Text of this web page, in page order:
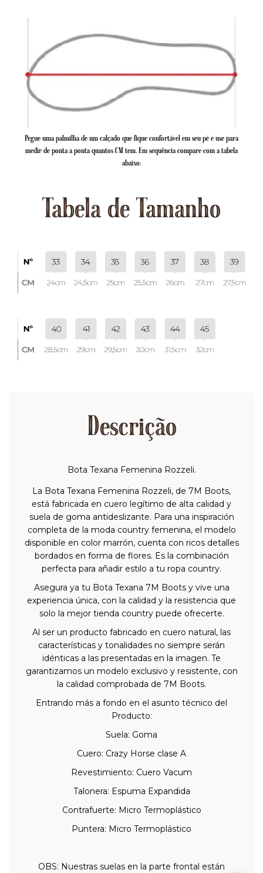
Pegue uma palmilha de um calçado que fique confortável em seu pé e use para
medir de ponta a ponta quantos CM tem. Em sequência compare com a tabela
abaixo:
Tabela de Tamanho
Descrição
Bota Texana Femenina Rozzeli.
La Bota Texana Femenina Rozzeli, de 7M Boots,
está fabricada en cuero legítimo de alta calidad y
suela de goma antideslizante. Para una inspiración
completa de la moda country femenina, el modelo
disponible en color marrón, cuenta con ricos detalles
bordados en forma de flores. Es la combinación
perfecta para añadir estilo a tu ropa country.
Asegura ya tu Bota Texana 7M Boots y vive una
experiencia única, con la calidad y la resistencia que
solo la mejor tienda country puede ofrecerte.
Al ser un producto fabricado en cuero natural, las
características y tonalidades no siempre serán
idénticas a las presentadas en la imagen. Te
garantizamos un modelo exclusivo y resistente, con
la calidad comprobada de 7M Boots.
Entrando más a fondo en el asunto técnico del
Producto:
Suela: Goma
Cuero: Crazy Horse clase A
Revestimiento: Cuero Vacum
Talonera: Espuma Expandida
Contrafuerte: Micro Termoplástico
Puntera: Micro Termoplástico
OBS: Nuestras suelas en la parte frontal están